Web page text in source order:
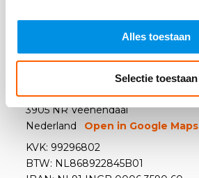
Alles toestaan
Selectie toestaan
Arbowinkel B.V.
Kazemat 4
3905 NR Veenendaal
Nederland
Open in Google Maps
KVK: 99296802
BTW: NL868922845B01